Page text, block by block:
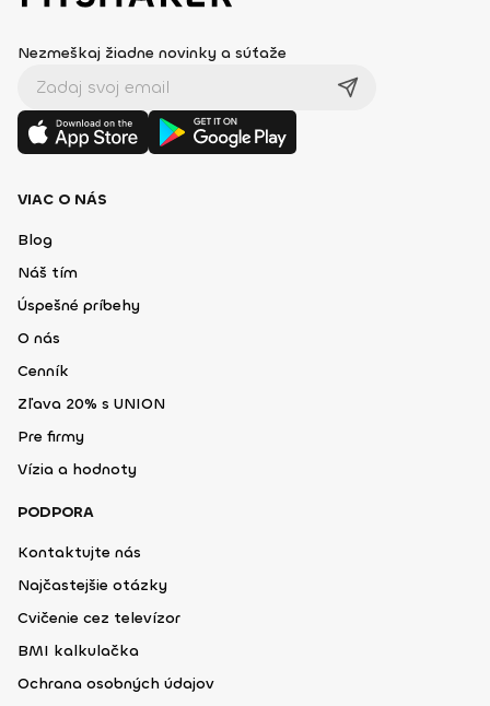
Nezmeškaj žiadne novinky a súťaže
VIAC O NÁS
Blog
Náš tím
Úspešné príbehy
O nás
Cenník
Zľava 20% s UNION
Pre firmy
Vízia a hodnoty
PODPORA
Kontaktujte nás
Najčastejšie otázky
Cvičenie cez televízor
BMI kalkulačka
Ochrana osobných údajov